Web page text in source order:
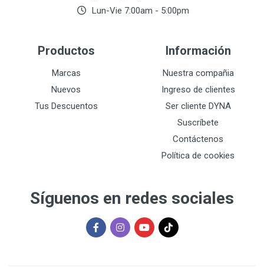
Lun-Vie 7:00am - 5:00pm
Productos
Marcas
Nuevos
Tus Descuentos
Información
Nuestra compañia
Ingreso de clientes
Ser cliente DYNA
Suscríbete
Contáctenos
Política de cookies
Síguenos en redes sociales